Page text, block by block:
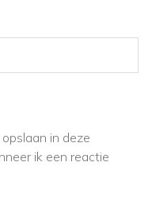
in deze
ik een reactie